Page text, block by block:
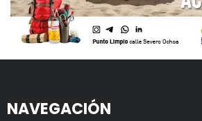
NAVEGACIÓN